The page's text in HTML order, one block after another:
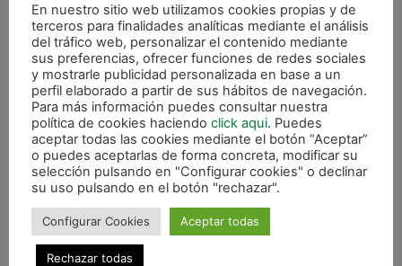
felicitaciones tanto a los jugadores, como al
cuerpo técnico, que más allá del marcador hicieron
valer sobre la pista los valores con los que se
identifica el Xota.
Zorionak eta eskerrik asko! ¡Felicidades, verdes!
En nuestro sitio web utilizamos cookies propias y de
terceros para finalidades analíticas mediante el análisis
del tráfico web, personalizar el contenido mediante
sus preferencias, ofrecer funciones de redes sociales
y mostrarle publicidad personalizada en base a un
perfil elaborado a partir de sus hábitos de navegación.
Para más información puedes consultar nuestra
política de cookies haciendo click aqui. Puedes
aceptar todas las cookies mediante el botón “Aceptar”
o puedes aceptarlas de forma concreta, modificar su
selección pulsando en "Configurar cookies" o declinar
su uso pulsando en el botón "rechazar".
Configurar Cookies Aceptar todas
Rechazar todas